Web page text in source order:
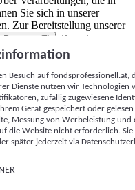
Sie sich in unserer
Zur Bereitstellung unserer
Partnern (5)
. Zwecke:
von Werbeleistung
Zielgruppenforschung.
Kennungen (z. B. login-
Kennungen,
mit anderen
usw.) auf
ausgelesen werden, um es
App oder einer Webseite
der hier aufgeführten
Besuch auf
Dienste nutzen wir Technologien
zufällig zugewiesene
Gerät gespeichert oder
Messung von Werbeleistung
die Website nicht erforderlich.
später jederzeit via